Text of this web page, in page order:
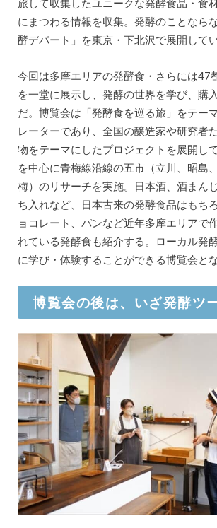
旅して収集したユニークな発酵食品・食
にまつわる情報を収集。発酵のことなら
酵デパート」を東京・下北沢で展開してい
今回は多摩エリアの発酵食・さらには47
を一堂に展示し、発酵の世界を学び、購
だ。博覧会は「発酵食を巡る旅」をテー
レーターであり、全国の醸造家や研究者
物をテーマにしたプロジェクトを展開し
を中心に青梅線沿線の五市（立川、昭島
梅）のリサーチを実施。日本酒、酒まん
ち入れなど、日本古来の発酵食品はもち
ョコレート、パンなど近年多摩エリアで
れている発酵食も紹介する。ローカル発
に学び・体験することができる博覧会と
博覧会の後は、いざ発酵ツ